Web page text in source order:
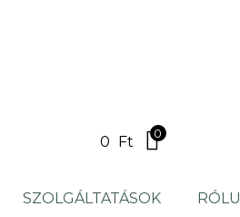
0 Ft 0
SZOLGÁLTATÁSOK